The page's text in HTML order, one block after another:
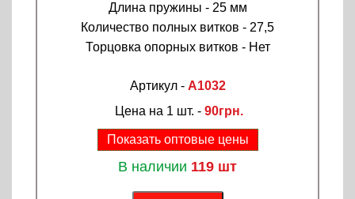
Длина пружины - 25 мм
Количество полных витков - 27,5
Торцовка опорных витков - Нет
Артикул - A1032
Цена на 1 шт. - 90грн.
Показать оптовые цены
В наличии 119 шт